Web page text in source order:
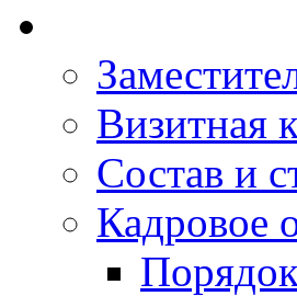
Визитная
Состав и
Кадровое